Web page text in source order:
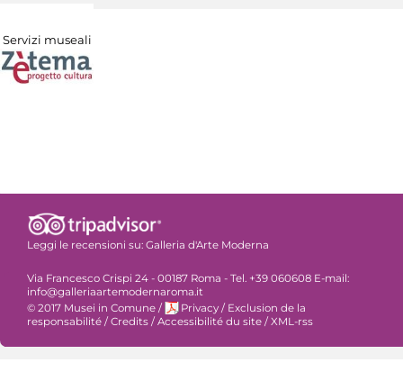
Servizi museali
Leggi le recensioni su: Galleria d'Arte Moderna
Via Francesco Crispi 24 - 00187 Roma - Tel. +39 060608 E-mail:
info@galleriaartemodernaroma.it
© 2017 Musei in Comune / Privacy / Exclusion de la
responsabilité / Credits / Accessibilité du site / XML-rss